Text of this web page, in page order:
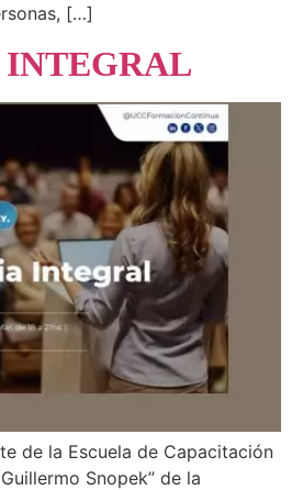
[…]
de la Escuela de Capacitación
Snopek” de la